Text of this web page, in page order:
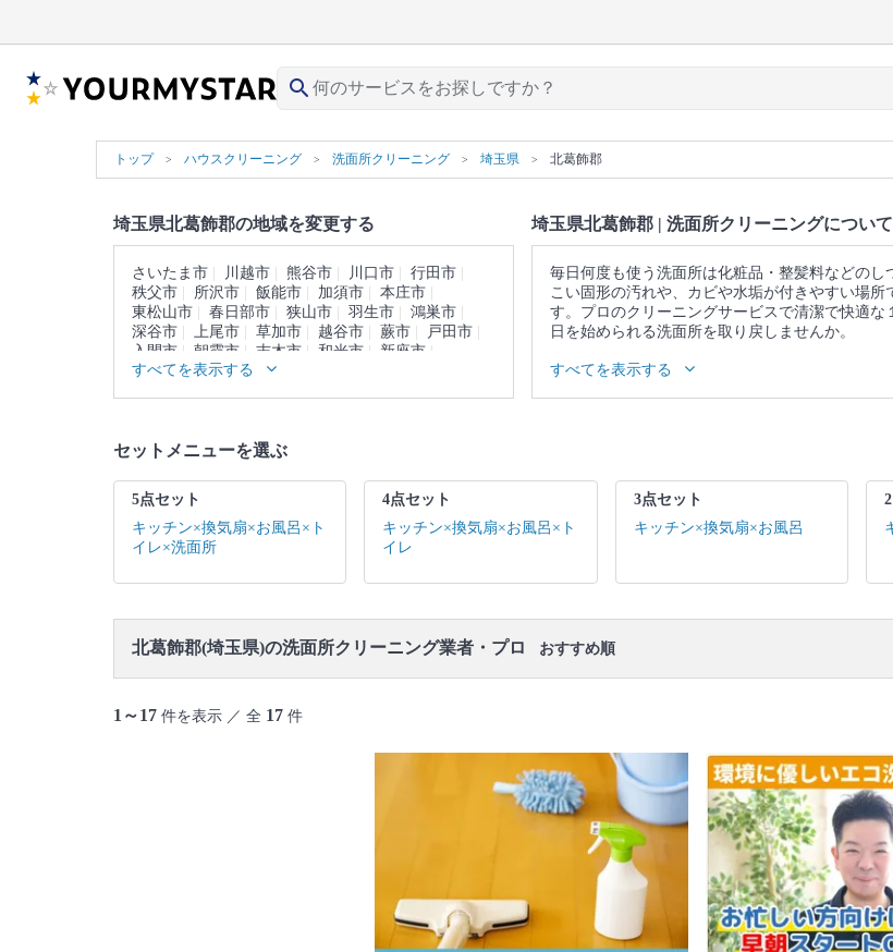
search
トップ ハウスクリーニング 洗面所クリーニング 埼玉県 北葛飾郡
埼玉県北葛飾郡の地域を変更する
さいたま市 川越市 熊谷市 川口市
行田市
秩父市
所沢市 飯能市 加須市
本庄市
東松山市
春日部市 狭山市 羽生市
鴻巣市
深谷市
上尾市 草加市 越谷市 蕨市
戸田市
入間市
朝霞市 志木市 和光市
新座市
桶川市
久喜市 北本市
南埼玉郡
すべてを表示する
埼玉県北葛飾郡 | 洗面所クリーニングについて
毎日何度も使う洗面所は化粧品・整髪料などのし
こい固形の汚れや、カビや水垢が付きやすい場所
す。プロのクリーニングサービスで清潔で快適な
日を始められる洗面所を取り戻しませんか。
▼表示価格に含まれる洗面所クリーニングの作業範
囲
すべてを表示する
セットメニューを選ぶ
5点セット
キッチン×換気扇×お風呂×ト
イレ×洗面所
4点セット
キッチン×換気扇×お風呂×ト
イレ
3点セット
キッチン×換気扇×お風呂
北葛飾郡(埼玉県)の洗面所クリーニング業者・プロ おすすめ順
1～17 件を表示 ／ 全 17 件